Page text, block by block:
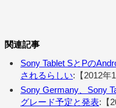
関連記事
Sony Tablet SとPの
されるらしい:【2012年
Sony Germany、Sony
グレード予定と発表:【